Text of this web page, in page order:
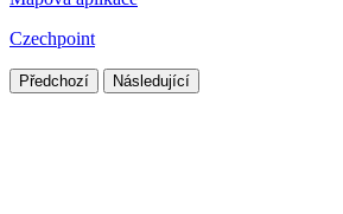
Czechpoint
Předchozí Následující